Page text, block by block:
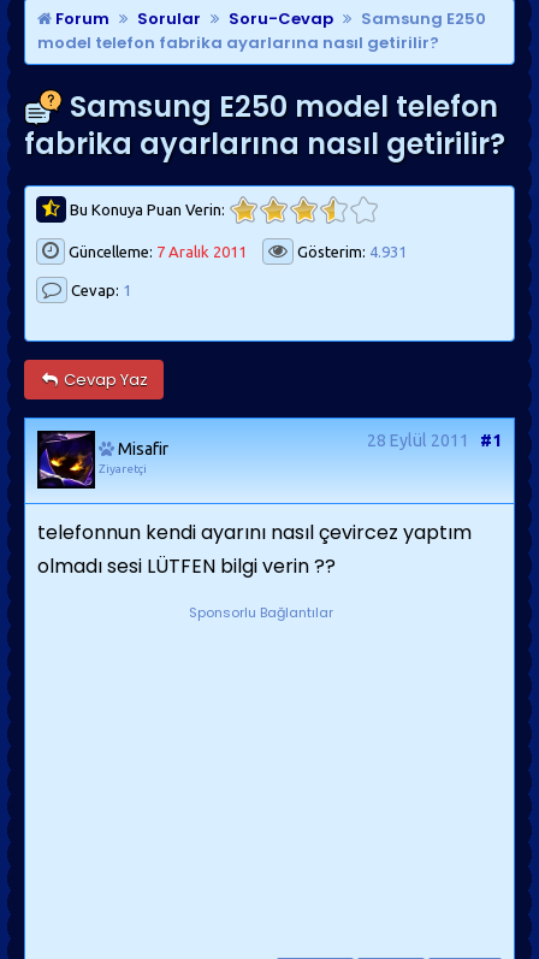
KISAYOLLAR
Forum Sorular Soru-Cevap
Samsung E250
model telefon fabrika ayarlarına nasıl getirilir?
Samsung E250 model telefon
fabrika ayarlarına nasıl getirilir?
Bu Konuya Puan Verin:
Güncelleme: 7 Aralık 2011 Gösterim: 4.931
Cevap: 1
Cevap Yaz
Misafir
Ziyaretçi
28 Eylül 2011 #1
telefonnun kendi ayarını nasıl çevircez yaptım
olmadı sesi LÜTFEN bilgi verin ??
Sponsorlu Bağlantılar